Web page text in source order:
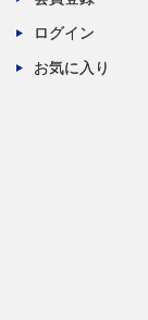
ログイン
お気に入り